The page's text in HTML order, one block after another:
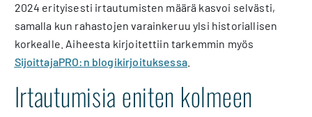
2024 erityisesti irtautumisten määrä kasvoi selvästi,
samalla kun rahastojen varainkeruu ylsi historiallisen
korkealle. Aiheesta kirjoitettiin tarkemmin myös
SijoittajaPRO:n blogikirjoituksessa.
Irtautumisia eniten kolmeen